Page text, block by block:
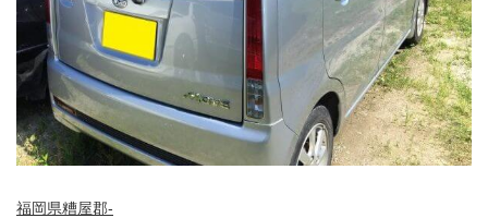
福岡県糟屋郡-